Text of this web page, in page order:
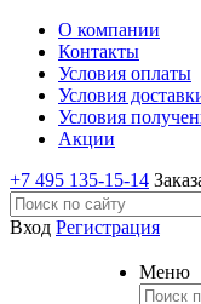
О компании
Контакты
Условия оплаты
Условия
Условия
Акции
+7 495 135-15-14
Вход Регистрация
Меню